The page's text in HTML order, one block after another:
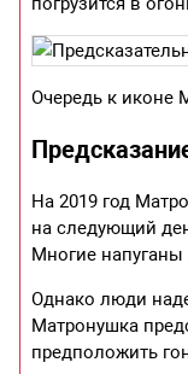
Очередь к иконе
На 2019 год
на следующий
Многие
Однако люди
Матронушка
предположить